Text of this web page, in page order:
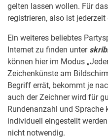
gelten lassen wollen. Für
registrieren, also ist
Ein weiteres beliebtes
Internet zu finden unter
können hier im Modus
Zeichenkünste am
Begriff errät, bekommt je
auch der Zeichner wird für
Rundenanzahl und Sprache
individuell eingestellt
nicht notwendig.